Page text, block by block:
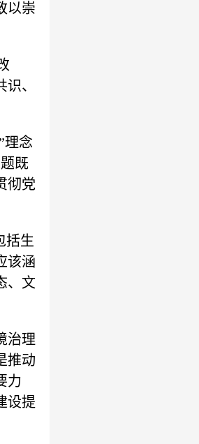
以崇
、
理念
既
彻党
括生
该涵
、文
治理
推动
力
设提